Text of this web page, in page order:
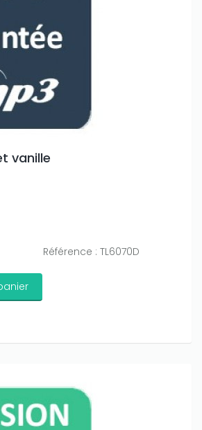
vanille
Référence : TL6070D